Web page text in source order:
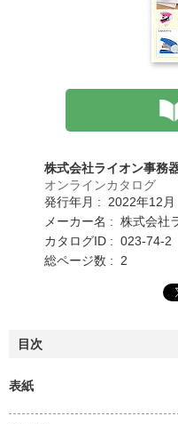
株式会社ライオン事務
オンラインカタログ
発行年月 : 2022年12月
メーカー名 : 株式会社
カタログID : 023-74-2
総ページ数 : 2
目次
表紙